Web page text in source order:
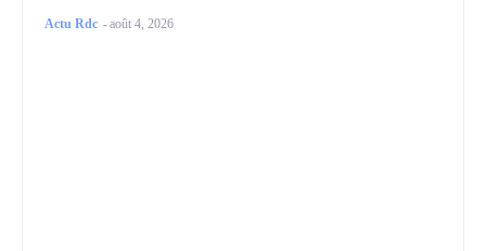
Actu Rdc -août 4, 2026